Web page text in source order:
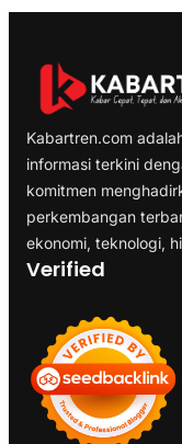
Kabartren.com
informasi terkini
komitmen
perkembangan
ekonomi, teknologi,
Verified